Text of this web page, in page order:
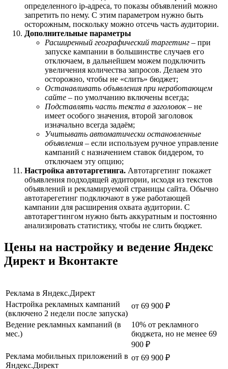
определенного ip-адреса, то показы объявлений можно
запретить по нему. С этим параметром нужно быть
осторожным, поскольку можно отсечь часть аудитории.
Дополнительные параметры
Расширенный географический таргетинг – при
запуске кампании в большинстве случаев его
отключаем, в дальнейшем можем подключить
увеличения количества запросов. Делаем это
осторожно, чтобы не «слить» бюджет;
Останавливать объявления при неработающем
сайте – по умолчанию включены всегда;
Подставлять часть текста в заголовок– не
имеет особого значения, второй заголовок
изначально всегда задаём;
Учитывать автоматически остановленные
объявления – если используем ручное управление
кампаний с назначением ставок биддером, то
отключаем эту опцию;
Настройка автотаргетинга. Автотаргетинг покажет
объявления подходящей аудитории, исходя из текстов
объявлений и рекламируемой страницы сайта. Обычно
автотарегетинг подключают в уже работающей
кампании для расширения охвата аудитории. С
автотарегтингом нужно быть аккуратным и постоянно
анализировать статистику, чтобы не слить бюджет.
Цены на настройку и ведение Яндекс
Директ и Вконтакте
Реклама в Яндекс.Директ
Настройка рекламных кампаний
(включено 2 недели после запуска)
от 69 900 ₽
Ведение рекламных кампаний (в
мес.)
10% от рекламного
бюджета, но не менее 69
900 ₽
Реклама мобильных приложений в
Яндекс.Директ
от 69 900 ₽